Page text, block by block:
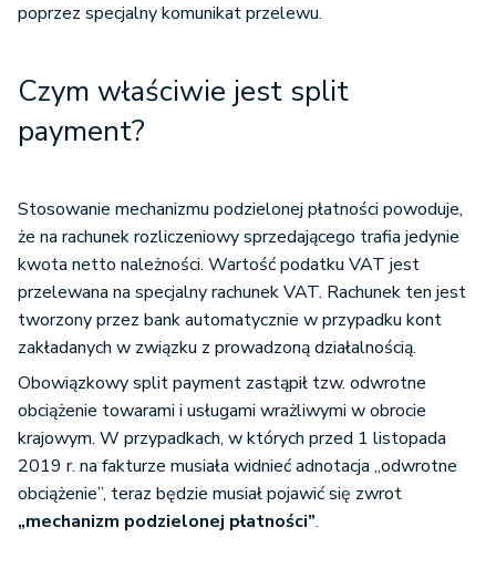
poprzez specjalny komunikat przelewu.
Czym właściwie jest split
payment?
Stosowanie mechanizmu podzielonej płatności powoduje,
że na rachunek rozliczeniowy sprzedającego trafia jedynie
kwota netto należności. Wartość podatku VAT jest
przelewana na specjalny rachunek VAT. Rachunek ten jest
tworzony przez bank automatycznie w przypadku kont
zakładanych w związku z prowadzoną działalnością.
Obowiązkowy split payment zastąpił tzw. odwrotne
obciążenie towarami i usługami wrażliwymi w obrocie
krajowym. W przypadkach, w których przed 1 listopada
2019 r. na fakturze musiała widnieć adnotacja „odwrotne
obciążenie”, teraz będzie musiał pojawić się zwrot
„mechanizm podzielonej płatności”.